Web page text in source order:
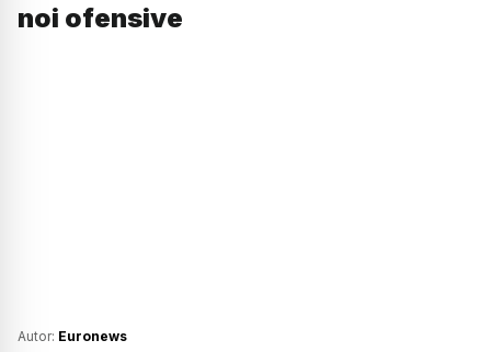
noi ofensive
Autor: Euronews